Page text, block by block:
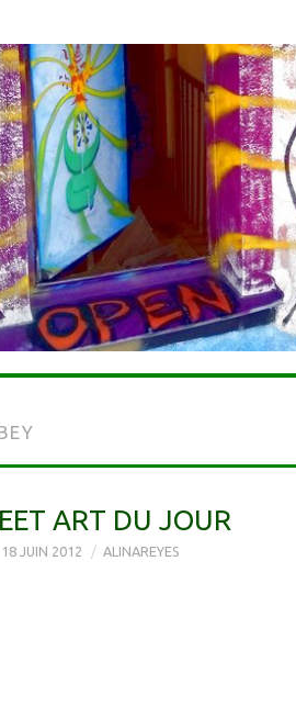
ART DU JOUR
18 JUIN 2012 ALINAREYES